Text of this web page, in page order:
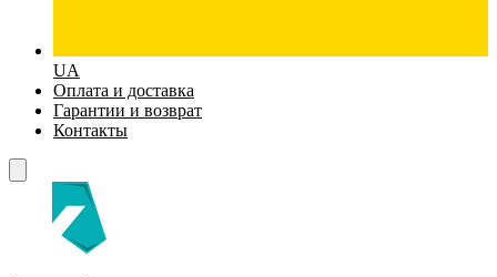
UA
Оплата и доставка
Гарантии и возврат
Контакты